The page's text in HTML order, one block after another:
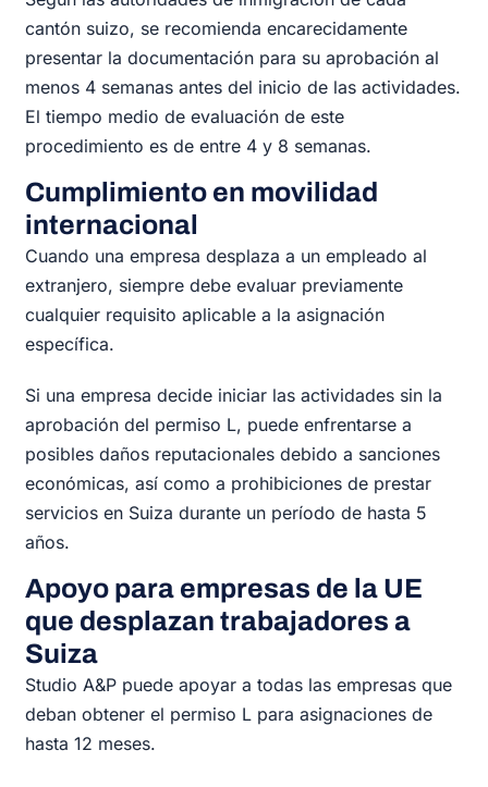
cantón suizo, se recomienda encarecidamente
presentar la documentación para su aprobación al
menos 4 semanas antes del inicio de las actividades.
El tiempo medio de evaluación de este
procedimiento es de entre 4 y 8 semanas.
Cumplimiento en movilidad
internacional
Cuando una empresa desplaza a un empleado al
extranjero, siempre debe evaluar previamente
cualquier requisito aplicable a la asignación
específica.
Si una empresa decide iniciar las actividades sin la
aprobación del permiso L, puede enfrentarse a
posibles daños reputacionales debido a sanciones
económicas, así como a prohibiciones de prestar
servicios en Suiza durante un período de hasta 5
años.
Apoyo para empresas de la UE
que desplazan trabajadores a
Suiza
Studio A&P puede apoyar a todas las empresas que
deban obtener el permiso L para asignaciones de
hasta 12 meses.